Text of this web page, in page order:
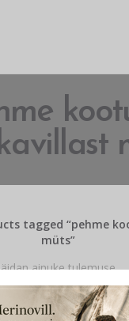
tagged “pehme
müts”
ainuke tulemuse